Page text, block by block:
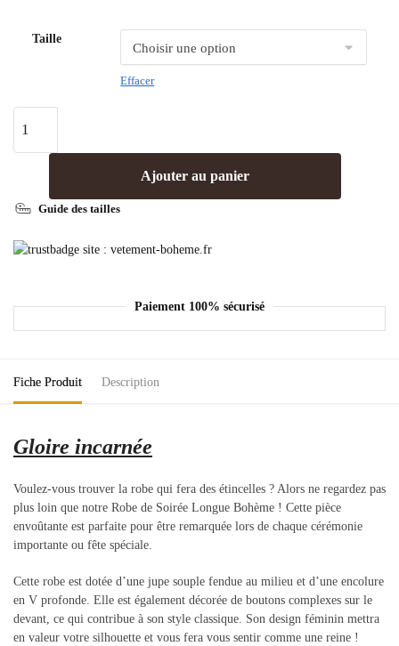
Taille
Effacer
Ajouter au panier
Guide des tailles
Paiement 100% sécurisé
Fiche Produit Description
Gloire incarnée
Voulez-vous trouver la robe qui fera des étincelles ? Alors ne regardez pas
plus loin que notre Robe de Soirée Longue Bohème ! Cette pièce
envoûtante est parfaite pour être remarquée lors de chaque cérémonie
importante ou fête spéciale.
Cette robe est dotée d’une jupe souple fendue au milieu et d’une encolure
en V profonde. Elle est également décorée de boutons complexes sur le
devant, ce qui contribue à son style classique. Son design féminin mettra
en valeur votre silhouette et vous fera vous sentir comme une reine !